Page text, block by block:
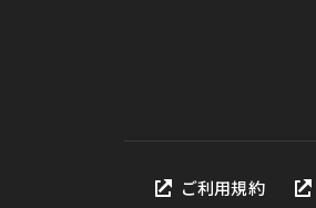
ご利用規約